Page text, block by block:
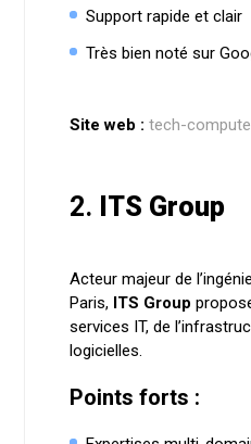
Support rapide et clair
Très bien noté sur
Site web : tech-
2. ITS Group
Acteur majeur de
Paris, ITS Group
services IT, de
logicielles.
Points forts :